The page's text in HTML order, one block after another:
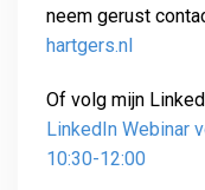
neem gerust
hartgers.nl
Of volg mijn
LinkedIn Webinar
10:30-12:00